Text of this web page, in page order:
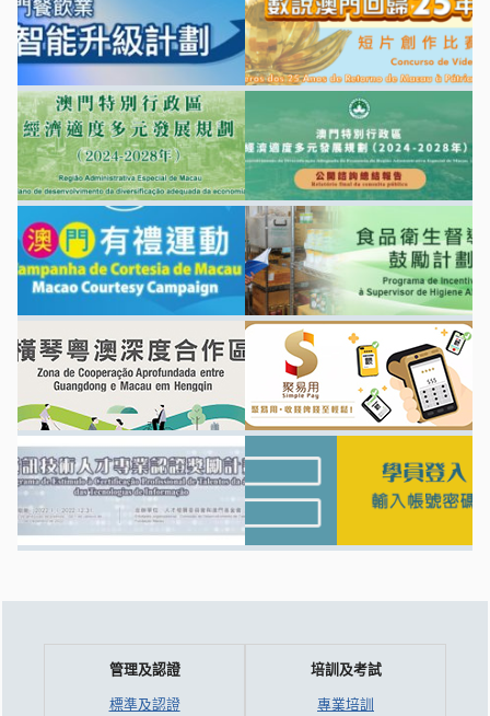
管理及認證
標準及認證
培訓及考試
專業培訓